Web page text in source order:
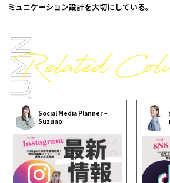
ミュニケーション設計を大切にしている。
Social Media Planner –
Suzuno